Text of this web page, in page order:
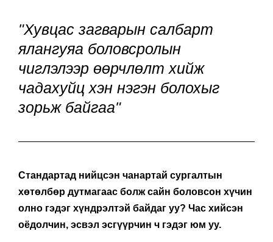
"Хувцас загварын салбарт
ялангуяа боловсролын
чиглэлээр өөрчлөлт хийж
чадахуйц хэн нэгэн болохыг
зорьж байгаа"
Стандартад нийцсэн чанартай сургалтын
хөтөлбөр дутмагаас болж сайн боловсон хүчин
олно гэдэг хүндрэлтэй байдаг уу? Час хийсэн
оёдолчин, эсвэл эсгүүрчин ч гэдэг юм уу.